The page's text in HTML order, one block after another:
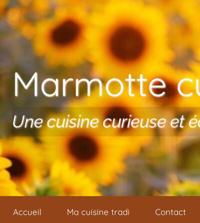
Aller au contenu
Marmotte
Une cuisine curieuse et
Accueil Ma cuisine tradi Contact